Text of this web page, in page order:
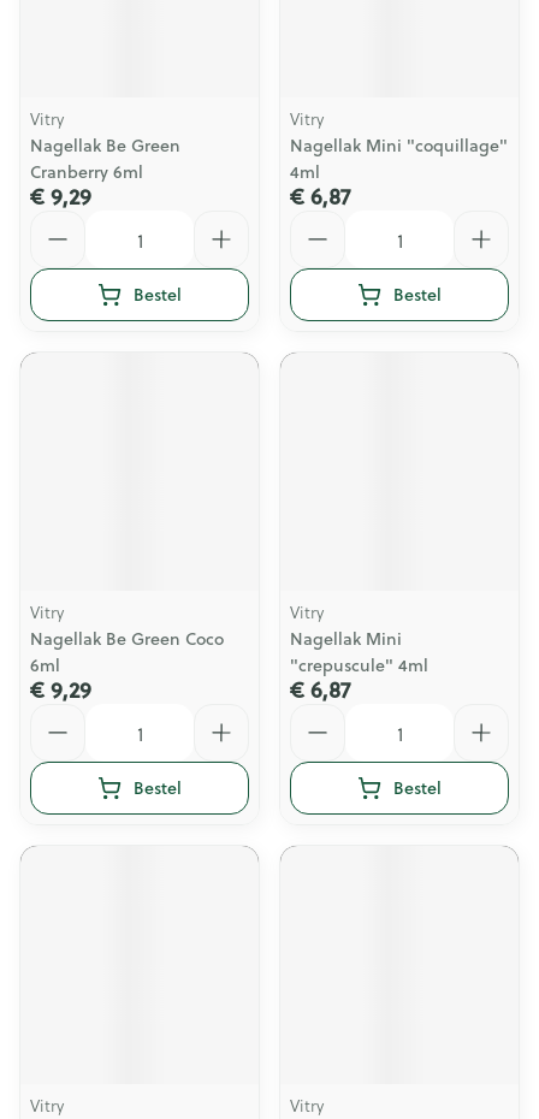
Vitry
Nagellak Be Green
Cranberry 6ml
€ 9,29
Bestel
Vitry
Nagellak Mini "coquillage"
4ml
€ 6,87
Bestel
Vitry
Nagellak Be Green Coco
6ml
€ 9,29
Bestel
Vitry
Nagellak Mini
"crepuscule" 4ml
€ 6,87
Bestel
Vitry Vitry